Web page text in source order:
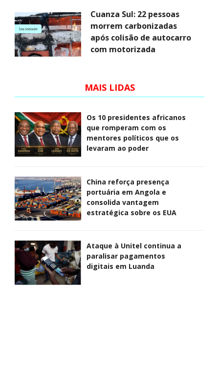
Sociedade
Cuanza Sul: 22 pessoas
morrem carbonizadas
após colisão de autocarro
com motorizada
MAIS LIDAS
Os 10 presidentes africanos
que romperam com os
mentores políticos que os
levaram ao poder
China reforça presença
portuária em Angola e
consolida vantagem
estratégica sobre os EUA
Ataque à Unitel continua a
paralisar pagamentos
digitais em Luanda